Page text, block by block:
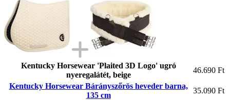
Kentucky Horsewear 'Plaited 3D Logo' ugró
nyeregalátét, beige
46.690 Ft
Kentucky Horsewear Bárányszőrös heveder barna,
135 cm
35.090 Ft